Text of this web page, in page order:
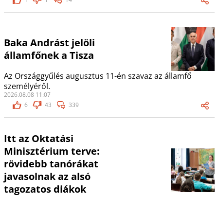
Baka Andrást jelöli
államfőnek a Tisza
Az Országgyűlés augusztus 11-én szavaz az államfő
személyéről.
2026.08.08 11:07
6
43 339
Itt az Oktatási
Minisztérium terve:
rövidebb tanórákat
javasolnak az alsó
tagozatos diákok